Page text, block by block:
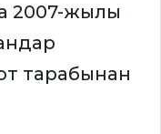
2007-жылы
тарабынан